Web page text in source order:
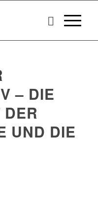
– DIE
UND DIE